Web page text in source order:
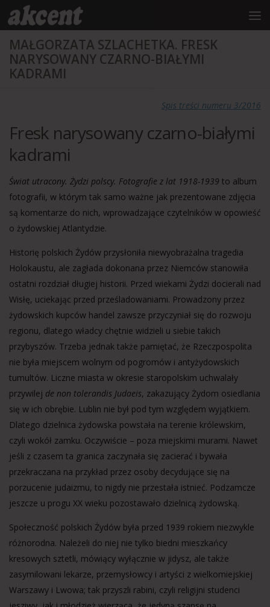
treści
Przejdź do treści
MAŁGORZATA SZLACHETKA. FRESK
NARYSOWANY CZARNO-BIAŁYMI
KADRAMI
Spis treści numeru 3/2016
Fresk narysowany czarno-białymi
kadrami
Świat utracony. Żydzi polscy. Fotografie z lat 1918-1939 to album
fotografii, w którym tak samo ważne jak prezentowane zdjęcia
są komentarze do nich, wprowadzające czytelników w opowieść
o żydowskiej Atlantydzie.
Historię polskich Żydów przysłoniła niewyobrażalna tragedia
Holokaustu, ale zagłada dokonana przez Niemców stanowiła
ostatni rozdział długiej historii. Przed wiekami Żydzi docierali nad
Wisłę, uciekając przed prześladowaniami. Prowadzony przez
żydowskich kupców handel zawsze przyczyniał się do rozwoju
regionu, dlatego władcy chętnie widzieli u siebie takich
przybyszów. Trzeba jednak także pamiętać, że Rzeczpospolita
nie była miejscem wolnym od pogromów i antyżydowskich
tumultów. Liczne miasta w okresie staropolskim uchwalały
przywilej de non tolerandis Judaeis, zakazujący Żydom osiedlania
się w ich obrębie. Lublin nie był pod tym względem wyjątkiem.
Dlatego dzielnica żydowska powstała na terenie królewskim,
czyli wokół zamku. Oczywiście – poza miejskimi murami. Nawet
jeśli z czasem ta granica zaczynała się zacierać i bywała
przekraczana na przykład przez osoby decydujące się na
porzucenie judaizmu, to nigdy nie przestała istnieć. Podzamcze
jeszcze u progu XX wieku pozostawało dzielnicą żydowską.
Społeczność polskich Żydów była przed 1939 rokiem niezwykle
różnorodna. Należeli do niej nie tylko biedni mieszkańcy
kresowych sztetli, mówiący wyłącznie w jidysz, ale także
zasymilowani lekarze, przemysłowcy i artyści z wielkomiejskiej
Warszawy i Lwowa; tak przyszli rabini, czyli religijni studenci